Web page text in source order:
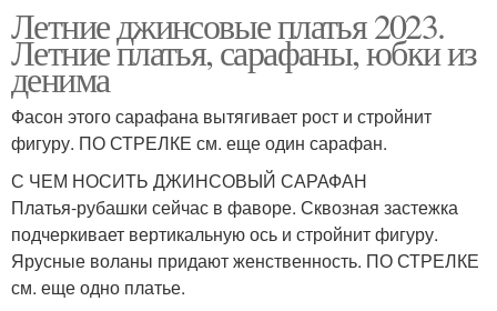
Летние джинсовые платья 2023.
Летние платья, сарафаны, юбки из
денима
Фасон этого сарафана вытягивает рост и стройнит
фигуру. ПО СТРЕЛКЕ см. еще один сарафан.
С ЧЕМ НОСИТЬ ДЖИНСОВЫЙ САРАФАН
Платья-рубашки сейчас в фаворе. Сквозная застежка
подчеркивает вертикальную ось и стройнит фигуру.
Ярусные воланы придают женственность. ПО СТРЕЛКЕ
см. еще одно платье.